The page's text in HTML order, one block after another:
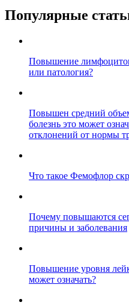
Популярные
Повышение
или патология?
Повышен средний
болезнь это может
отклонений от нормы
Что такое Фемофлор
Почему повышаются
причины и заболевания
Повышение уровня
может означать?